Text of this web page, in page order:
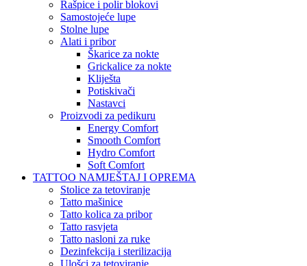
Rašpice i polir blokovi
Samostojeće lupe
Stolne lupe
Alati i pribor
Škarice za nokte
Grickalice za nokte
Kliješta
Potiskivači
Nastavci
Proizvodi za pedikuru
Energy Comfort
Smooth Comfort
Hydro Comfort
Soft Comfort
TATTOO NAMJEŠTAJ I OPREMA
Stolice za tetoviranje
Tatto mašinice
Tatto kolica za pribor
Tatto rasvjeta
Tatto nasloni za ruke
Dezinfekcija i sterilizacija
Ulošci za tetoviranje